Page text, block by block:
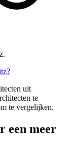
uit
te
te vergelijken.
een meer